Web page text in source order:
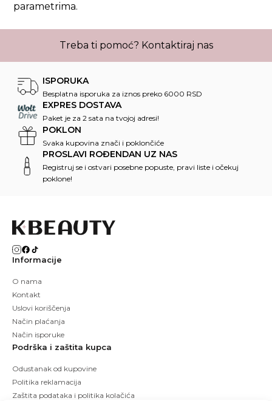
parametrima.
Treba ti pomoć? Kontaktiraj nas
ISPORUKA
Besplatna isporuka za iznos preko 6000 RSD
EXPRES DOSTAVA
Paket je za 2 sata na tvojoj adresi!
POKLON
Svaka kupovina znači i poklončiće
PROSLAVI ROĐENDAN UZ NAS
Registruj se i ostvari posebne popuste, pravi liste i očekuj
poklone!
Informacije
O nama
Kontakt
Uslovi koriščenja
Način plaćanja
Način isporuke
Podrška i zaštita kupca
Odustanak od kupovine
Politika reklamacija
Zaštita podataka i politika kolačića